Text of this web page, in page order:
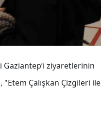
ziyaretlerinin
Çalışkan Çizgileri ile